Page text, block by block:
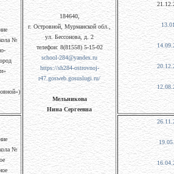
184640,
г. Островной, Мурманской обл.,
ул. Бессонова, д. 2
телефон: 8(81558) 5-15-02
school-284@yandex.ru
https://sh284-ostrovnoj-
r47.gosweb.gosuslugi.ru/
Мельникова
Нина Сергеевна
№
№